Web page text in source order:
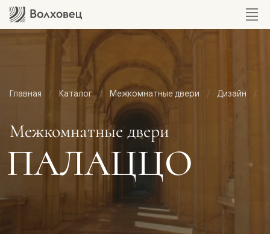
Главная Каталог Межкомнатные двери Дизайн
Межкомнатные двери
ПАЛАЦЦО